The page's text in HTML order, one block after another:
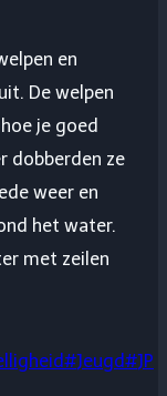
en
De welpen
je goed
dobberden ze
weer en
het water.
met zeilen
#Jeugd#JP